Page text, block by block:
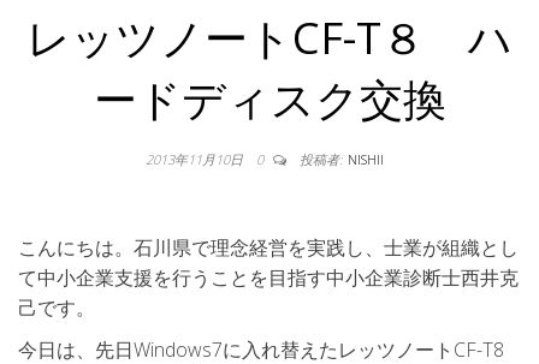
レッツノートCF-T８ ハ
ードディスク交換
2013年11月10日 0 投稿者: NISHII
こんにちは。石川県で理念経営を実践し、士業が組織とし
て中小企業支援を行うことを目指す中小企業診断士西井克
己です。
今日は、先日Windows7に入れ替えたレッツノートCF-T8